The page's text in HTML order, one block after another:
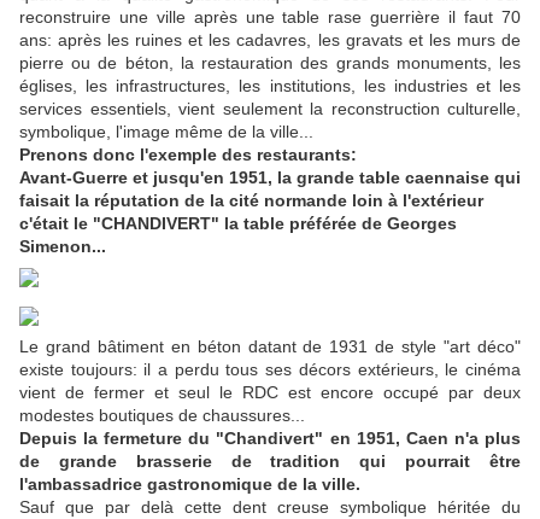
reconstruire une ville après une table rase guerrière il faut 70
ans: après les ruines et les cadavres, les gravats et les murs de
pierre ou de béton, la restauration des grands monuments, les
églises, les infrastructures, les institutions, les industries et les
services essentiels, vient seulement la reconstruction culturelle,
symbolique, l'image même de la ville...
Prenons donc l'exemple des restaurants:
Avant-Guerre et jusqu'en 1951, la grande table caennaise qui
faisait la réputation de la cité normande loin à l'extérieur
c'était le "CHANDIVERT" la table préférée de Georges
Simenon...
Le grand bâtiment en béton datant de 1931 de style "art déco"
existe toujours: il a perdu tous ses décors extérieurs, le cinéma
vient de fermer et seul le RDC est encore occupé par deux
modestes boutiques de chaussures...
Depuis la fermeture du "Chandivert" en 1951, Caen n'a plus
de grande brasserie de tradition qui pourrait être
l'ambassadrice gastronomique de la ville.
Sauf que par delà cette dent creuse symbolique héritée du